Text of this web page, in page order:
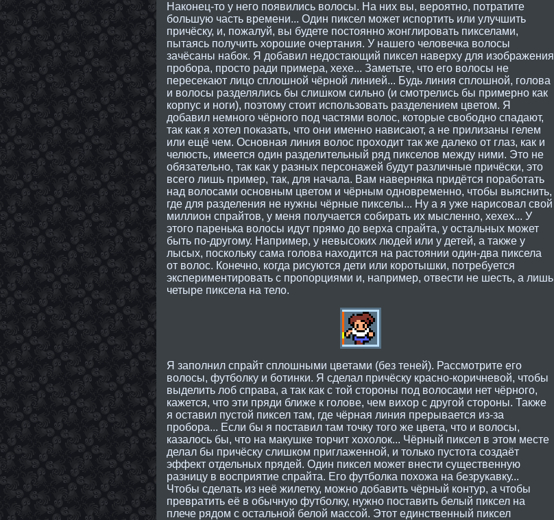
Наконец-то у него появились волосы. На них вы, вероятно, потратите
большую часть времени... Один пиксел может испортить или улучшить
причёску, и, пожалуй, вы будете постоянно жонглировать пикселами,
пытаясь получить хорошие очертания. У нашего человечка волосы
зачёсаны набок. Я добавил недостающий пиксел наверху для изображения
пробора, просто ради примера, хехе... Заметьте, что его волосы не
пересекают лицо сплошной чёрной линией... Будь линия сплошной, голова
и волосы разделялись бы слишком сильно (и смотрелись бы примерно как
корпус и ноги), поэтому стоит использовать разделением цветом. Я
добавил немного чёрного под частями волос, которые свободно спадают,
так как я хотел показать, что они именно нависают, а не прилизаны гелем
или ещё чем. Основная линия волос проходит так же далеко от глаз, как и
челюсть, имеется один разделительный ряд пикселов между ними. Это не
обязательно, так как у разных персонажей будут различные причёски, это
всего лишь пример, так, для начала. Вам наверняка придётся поработать
над волосами основным цветом и чёрным одновременно, чтобы выяснить,
где для разделения не нужны чёрные пикселы... Ну а я уже нарисовал свой
миллион спрайтов, у меня получается собирать их мысленно, хехех... У
этого паренька волосы идут прямо до верха спрайта, у остальных может
быть по-другому. Например, у невысоких людей или у детей, а также у
лысых, поскольку сама голова находится на растоянии один-два пиксела
от волос. Конечно, когда рисуются дети или коротышки, потребуется
экспериментировать с пропорциями и, например, отвести не шесть, а лишь
четыре пиксела на тело.
Я заполнил спрайт сплошными цветами (без теней). Рассмотрите его
волосы, футболку и ботинки. Я сделал причёску красно-коричневой, чтобы
выделить лоб справа, а так как с той стороны под волосами нет чёрного,
кажется, что эти пряди ближе к голове, чем вихор с другой стороны. Также
я оставил пустой пиксел там, где чёрная линия прерывается из-за
пробора... Если бы я поставил там точку того же цвета, что и волосы,
казалось бы, что на макушке торчит хохолок... Чёрный пиксел в этом месте
делал бы причёску слишком приглаженной, и только пустота создаёт
эффект отдельных прядей. Один пиксел может внести существенную
разницу в восприятие спрайта. Его футболка похожа на безрукавку...
Чтобы сделать из неё жилетку, можно добавить чёрный контур, а чтобы
превратить её в обычную футболку, нужно поставить белый пиксел на
плече рядом с остальной белой массой. Этот единственный пиксел